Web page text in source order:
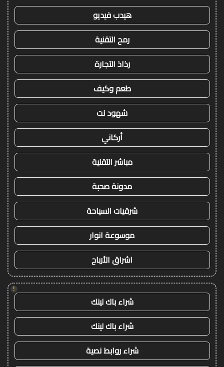
هيدب فيديو
رمح التقنية
رذاذ التجارة
طعم وكيف
شهود نت
أركاني
مباشر التقنية
مدونة صحبة
شرقيات السياحة
موسوعة انوار
اشراق الأرباح
!
شراء باك لينك
شراء باك لينك
شراء روابط نصية